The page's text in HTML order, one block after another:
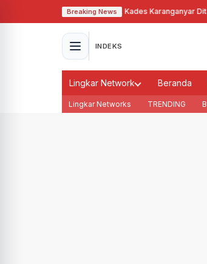
Breaking News
Tanah Bengkok, Kades Karanganyar
INDEKS
Lingkar Network Beranda
Lingkar Networks TRENDING